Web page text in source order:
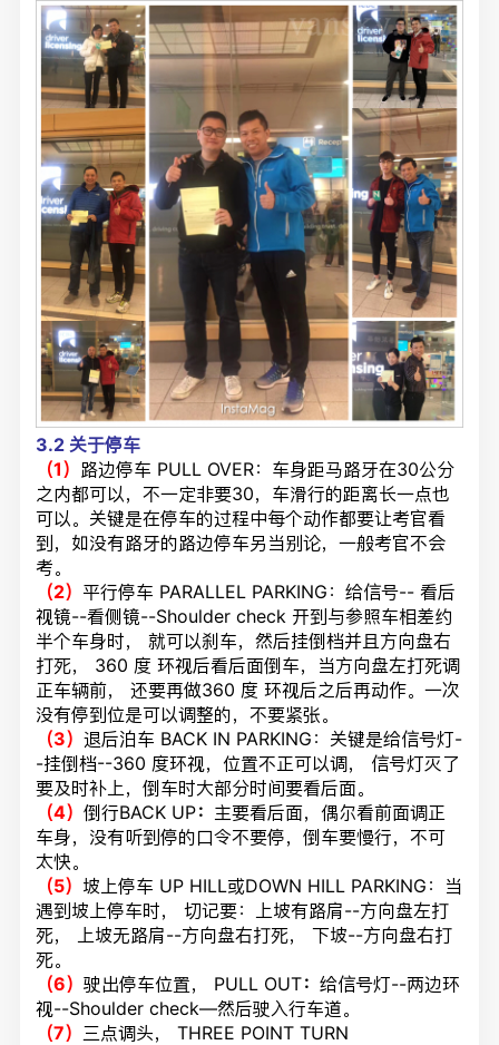
3.2 关于停车
（1） 路边停车 PULL OVER：车身距马路牙在30公分
之内都可以，不一定非要30，车滑行的距离长一点也
可以。关键是在停车的过程中每个动作都要让考官看
到，如没有路牙的路边停车另当别论，一般考官不会
考。
（2）平行停车 PARALLEL PARKING：给信号-- 看后
视镜--看侧镜--Shoulder check 开到与参照车相差约
半个车身时， 就可以刹车，然后挂倒档并且方向盘右
打死， 360 度 环视后看后面倒车，当方向盘左打死调
正车辆前， 还要再做360 度 环视后之后再动作。一次
没有停到位是可以调整的，不要紧张。
（3）退后泊车 BACK IN PARKING：关键是给信号灯-
-挂倒档--360 度环视，位置不正可以调， 信号灯灭了
要及时补上，倒车时大部分时间要看后面。
（4）倒行BACK UP： 主要看后面，偶尔看前面调正
车身，没有听到停的口令不要停，倒车要慢行，不可
太快。
（5） 坡上停车 UP HILL或DOWN HILL PARKING：当
遇到坡上停车时， 切记要：上坡有路肩--方向盘左打
死， 上坡无路肩--方向盘右打死， 下坡--方向盘右打
死。
（6）驶出停车位置， PULL OUT：给信号灯--两边环
视--Shoulder check—然后驶入行车道。
（7） 三点调头， THREE POINT TURN